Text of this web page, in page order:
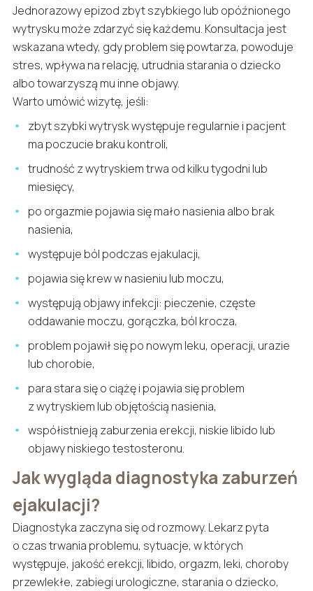
Jednorazowy epizod zbyt szybkiego lub opóźnionego
wytrysku może zdarzyć się każdemu. Konsultacja jest
wskazana wtedy, gdy problem się powtarza, powoduje
stres, wpływa na relację, utrudnia starania o dziecko
albo towarzyszą mu inne objawy.
Warto umówić wizytę, jeśli:
zbyt szybki wytrysk występuje regularnie i pacjent
ma poczucie braku kontroli,
trudność z wytryskiem trwa od kilku tygodni lub
miesięcy,
po orgazmie pojawia się mało nasienia albo brak
nasienia,
występuje ból podczas ejakulacji,
pojawia się krew w nasieniu lub moczu,
występują objawy infekcji: pieczenie, częste
oddawanie moczu, gorączka, ból krocza,
problem pojawił się po nowym leku, operacji, urazie
lub chorobie,
para stara się o ciążę i pojawia się problem
z wytryskiem lub objętością nasienia,
współistnieją zaburzenia erekcji, niskie libido lub
objawy niskiego testosteronu.
Jak wygląda diagnostyka zaburzeń
ejakulacji?
Diagnostyka zaczyna się od rozmowy. Lekarz pyta
o czas trwania problemu, sytuacje, w których
występuje, jakość erekcji, libido, orgazm, leki, choroby
przewlekłe, zabiegi urologiczne, starania o dziecko,